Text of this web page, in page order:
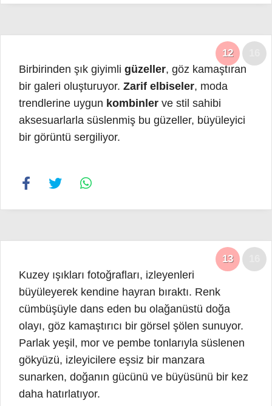
12
Birbirinden şık giyimli güzeller, göz kamaştıran
bir galeri oluşturuyor. Zarif elbiseler, moda
trendlerine uygun kombinler ve stil sahibi
aksesuarlarla süslenmiş bu güzeller, büyüleyici
bir görüntü sergiliyor.
13
Kuzey ışıkları fotoğrafları, izleyenleri
büyüleyerek kendine hayran bıraktı. Renk
cümbüşüyle dans eden bu olağanüstü doğa
olayı, göz kamaştırıcı bir görsel şölen sunuyor.
Parlak yeşil, mor ve pembe tonlarıyla süslenen
gökyüzü, izleyicilere eşsiz bir manzara
sunarken, doğanın gücünü ve büyüsünü bir kez
daha hatırlatıyor.